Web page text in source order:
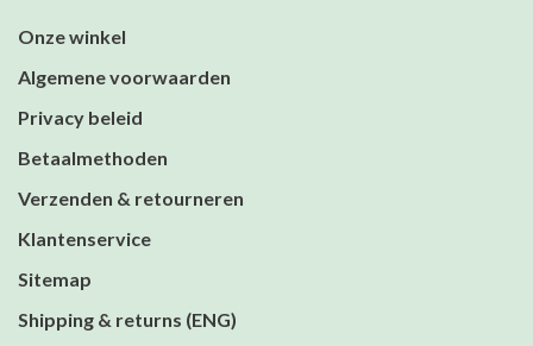
Onze winkel
Algemene voorwaarden
Privacy beleid
Betaalmethoden
Verzenden & retourneren
Klantenservice
Sitemap
Shipping & returns (ENG)